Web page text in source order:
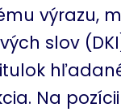
výrazu,
slov
Na